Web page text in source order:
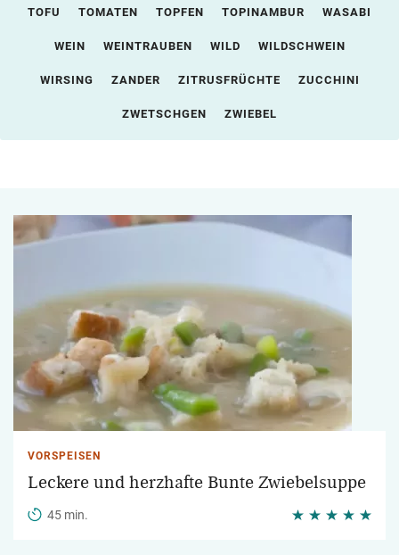
TOFU TOMATEN TOPFEN TOPINAMBUR WASABI
WEIN WEINTRAUBEN WILD WILDSCHWEIN
WIRSING ZANDER ZITRUSFRÜCHTE ZUCCHINI
ZWETSCHGEN ZWIEBEL
VORSPEISEN
Leckere und herzhafte Bunte Zwiebelsuppe
45 min.